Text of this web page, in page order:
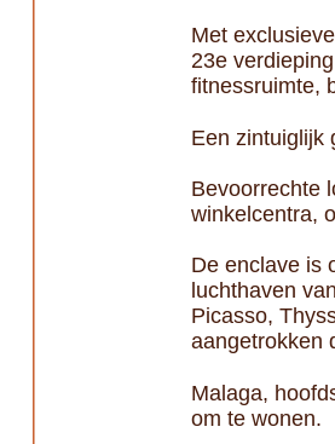
Met
23e
fitnessruimte,
Een zintuiglijk
Bevoorrechte
winkelcentra,
De enclave is
luchthaven
Picasso,
aangetrokken
Malaga,
om te wonen.